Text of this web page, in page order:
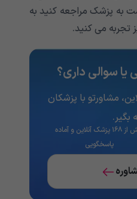
به پزشک مراجعه کنید به
تجربه می کنید.
یا سوالی داری؟
مشاورتو با پزشکان
بگیر.
بیش از ۱۶۸ پزشک آنلاین و آماده
پاسخگویی